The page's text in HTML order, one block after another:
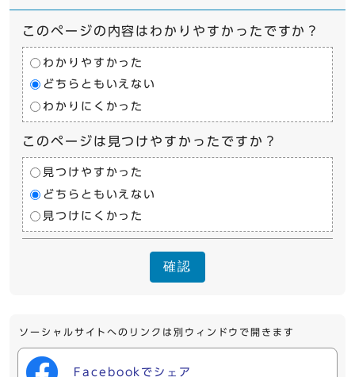
このページの内容はわかりやすかったですか？
わかりやすかった
どちらともいえない
わかりにくかった
このページは見つけやすかったですか？
見つけやすかった
どちらともいえない
見つけにくかった
確認
ソーシャルサイトへのリンクは別ウィンドウで開きます
Facebookでシェア